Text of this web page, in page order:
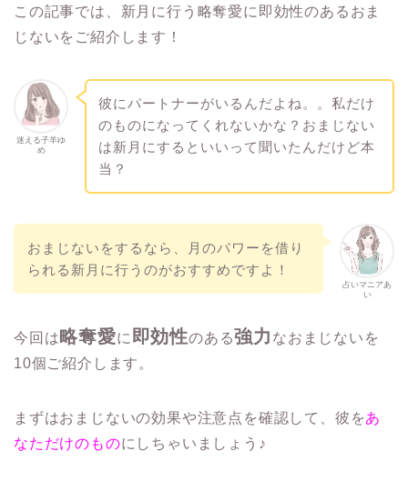
この記事では、新月に行う略奪愛に即効性のあるおま
じないをご紹介します！
迷える子羊ゆ
め
彼にパートナーがいるんだよね。。私だけ
のものになってくれないかな？おまじない
は新月にするといいって聞いたんだけど本
当？
占いマニアあ
い
おまじないをするなら、月のパワーを借り
られる新月に行うのがおすすめですよ！
今回は略奪愛に 即効性のある強力 なおまじないを
10個ご紹介します。
まずはおまじないの効果や注意点を確認して、彼をあ
なただけのものにしちゃいましょう♪